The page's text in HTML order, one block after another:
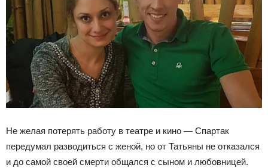
Не желая потерять работу в театре и кино — Спартак
передумал разводиться с женой, но от Татьяны не отказался
и до самой своей смерти общался с сыном и любовницей.